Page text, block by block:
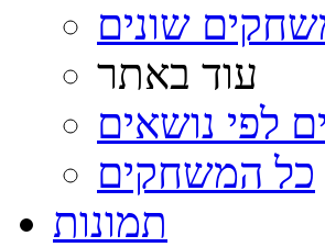
שונים
עוד באתר
לפי נושאים
כל המשחקים
תמונות